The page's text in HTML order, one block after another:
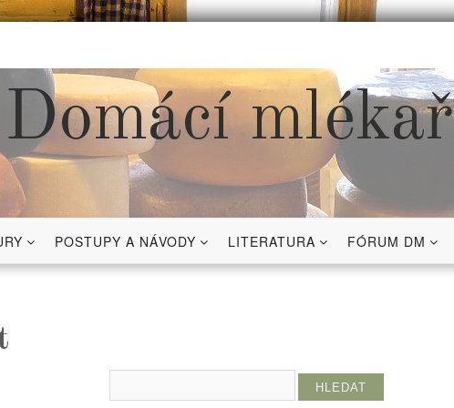
Domácí mlékař
POSTUPY A NÁVODY LITERATURA FÓRUM DM